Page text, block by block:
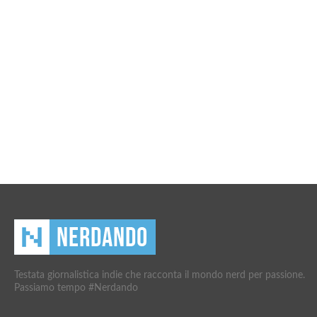
Testata giornalistica indie che racconta il mondo nerd per passione.
Passiamo tempo #Nerdando